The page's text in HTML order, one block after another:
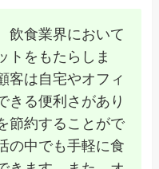
飲食業界において
トをもたらしま
客は自宅やオフィ
きる便利さがあり
節約することがで
の中でも手軽に食